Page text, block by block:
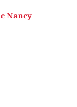
Nancy